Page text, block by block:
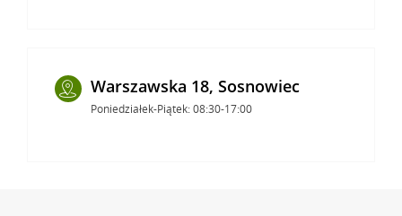
Warszawska 18, Sosnowiec
Poniedziałek-Piątek: 08:30-17:00